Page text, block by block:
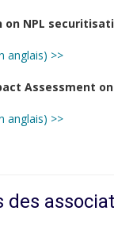
on NPL
anglais) >>
Assessment
anglais) >>
des